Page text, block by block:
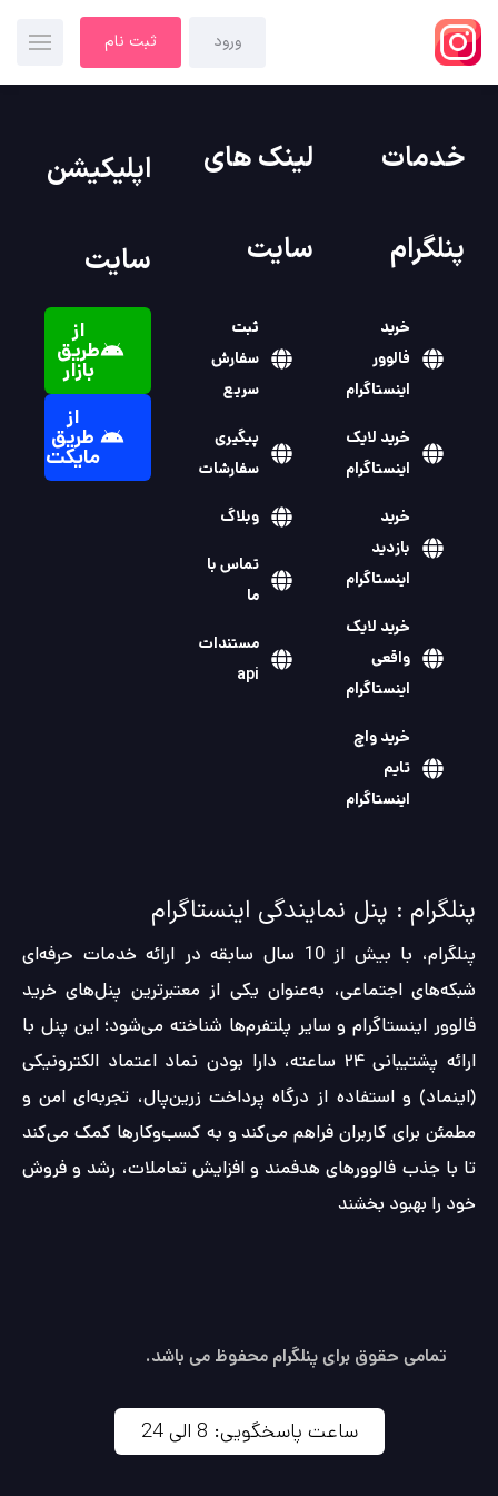
ورود ثبت نام
خدمات
پنلگرام
خرید
فالوور
اینستاگرام
خرید لایک
اینستاگرام
خرید
بازدید
اینستاگرام
خرید لایک
واقعی
اینستاگرام
خرید واچ
تایم
اینستاگرام
لینک های
سایت
ثبت
سفارش
سریع
پیگیری
سفارشات
وبلاگ
تماس با
ما
مستندات
api
اپلیکیشن
سایت
از
طریق
بازار
از
طریق
مایکت
پنلگرام : پنل نمایندگی اینستاگرام
پنلگرام، با بیش از 10 سال سابقه در ارائه خدمات حرفه‌ای
شبکه‌های اجتماعی، به‌عنوان یکی از معتبرترین پنل‌های خرید
فالوور اینستاگرام و سایر پلتفرم‌ها شناخته می‌شود؛ این پنل با
ارائه پشتیبانی ۲۴ ساعته، دارا بودن نماد اعتماد الکترونیکی
(اینماد) و استفاده از درگاه پرداخت زرین‌پال، تجربه‌ای امن و
مطمئن برای کاربران فراهم می‌کند و به کسب‌وکارها کمک می‌کند
تا با جذب فالوورهای هدفمند و افزایش تعاملات، رشد و فروش
خود را بهبود بخشند
تمامی حقوق برای پنلگرام محفوظ می باشد.
ساعت پاسخگویی: 8 الی 24